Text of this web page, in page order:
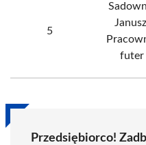
5
futer
Przedsiębiorco!